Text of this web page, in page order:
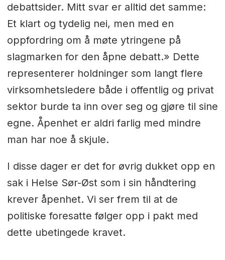
debattsider. Mitt svar er alltid det samme:
Et klart og tydelig nei, men med en
oppfordring om å møte ytringene på
slagmarken for den åpne debatt.» Dette
representerer holdninger som langt flere
virksomhetsledere både i offentlig og privat
sektor burde ta inn over seg og gjøre til sine
egne. Åpenhet er aldri farlig med mindre
man har noe å skjule.
I disse dager er det for øvrig dukket opp en
sak i Helse Sør-Øst som i sin håndtering
krever åpenhet. Vi ser frem til at de
politiske foresatte følger opp i pakt med
dette ubetingede kravet.